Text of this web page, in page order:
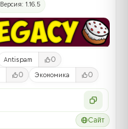
Версия: 1.16.5
Antispam 0
0 Экономика 0
Сайт